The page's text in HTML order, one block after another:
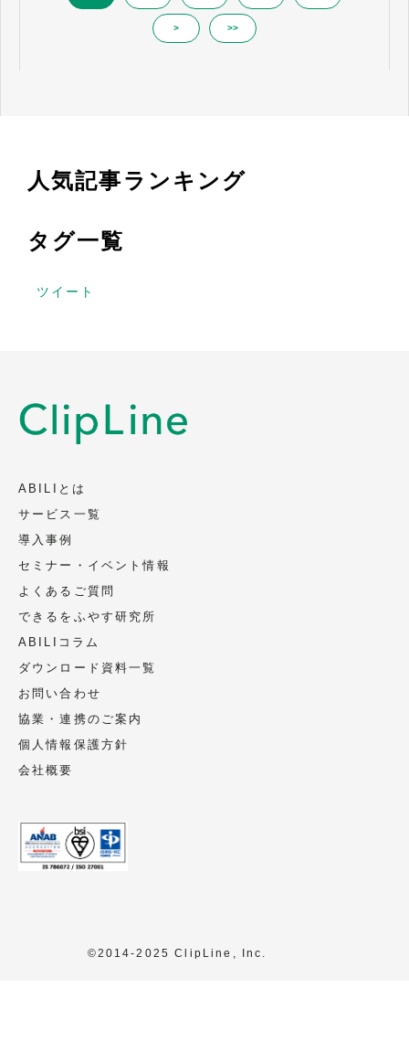
> >>
人気記事ランキング
タグ一覧
ツイート
ABILIとは
サービス一覧
導入事例
セミナー・イベント情報
よくあるご質問
できるをふやす研究所
ABILIコラム
ダウンロード資料一覧
お問い合わせ
協業・連携のご案内
個人情報保護方針
会社概要
©2014-2025 ClipLine, Inc.